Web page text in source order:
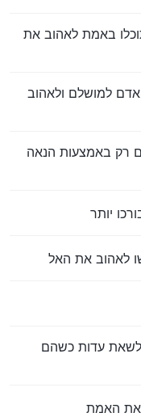
באמת לאהוב את
למושלם ולאהוב
רק באמצעות הנאה
יותר
לאהוב את האל
לשאת עדות כשהם
את האמת